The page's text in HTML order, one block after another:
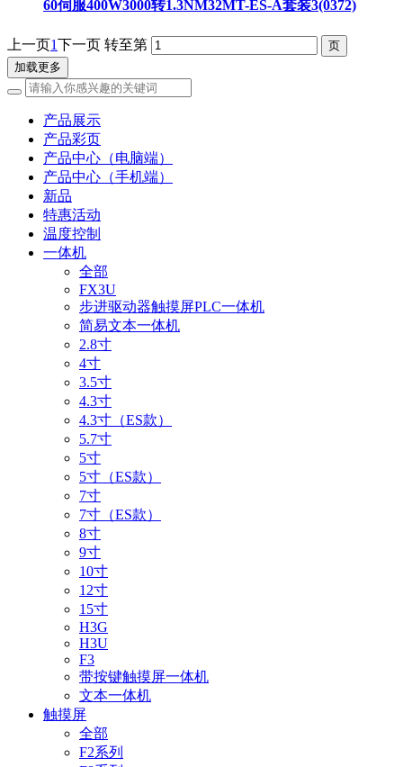
60伺服400W3000转1.3NM32MT-ES-A套装3(0372)
上一页1下一页 转至第
加载更多
产品展示
产品彩页
产品中心（电脑端）
产品中心（手机端）
新品
特惠活动
温度控制
一体机
全部
FX3U
步进驱动器触摸屏PLC一体机
简易文本一体机
2.8寸
4寸
3.5寸
4.3寸
4.3寸（ES款）
5.7寸
5寸
5寸（ES款）
7寸
7寸（ES款）
8寸
9寸
10寸
12寸
15寸
H3G
H3U
F3
带按键触摸屏一体机
文本一体机
触摸屏
全部
F2系列